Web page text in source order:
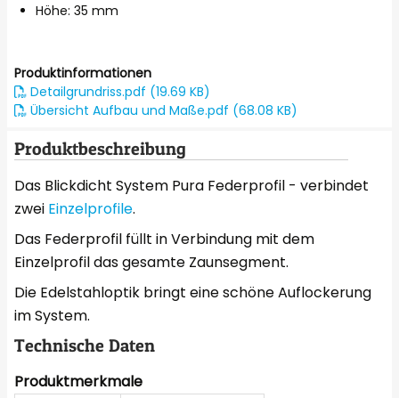
Höhe: 35 mm
Produktinformationen
Detailgrundriss.pdf (19.69 KB)
Übersicht Aufbau und Maße.pdf (68.08 KB)
Produktbeschreibung
Das Blickdicht System Pura Federprofil - verbindet
zwei Einzelprofile.
Das Federprofil füllt in Verbindung mit dem
Einzelprofil das gesamte Zaunsegment.
Die Edelstahloptik bringt eine schöne Auflockerung
im System.
Technische Daten
Produktmerkmale